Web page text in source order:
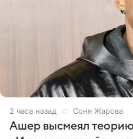
2 часа назад Соня Жарова
Ашер высмеял